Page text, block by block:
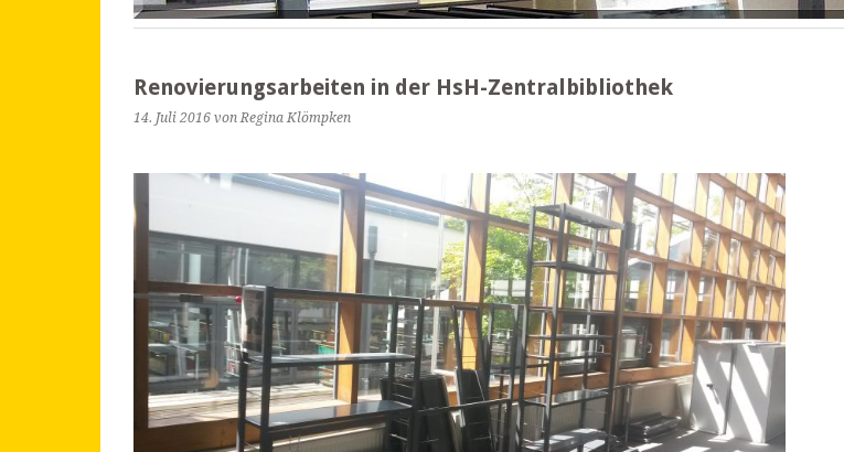
Renovierungsarbeiten in der HsH-Zentralbibliothek
14. Juli 2016 von Regina Klömpken